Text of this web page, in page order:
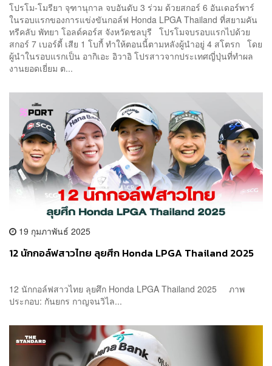
โปรโม-โมรียา จุฑานุกาล จบอันดับ 3 ร่วม ด้วยสกอร์ 6 อันเดอร์พาร์
ในรอบแรกของการแข่งขันกอล์ฟ Honda LPGA Thailand ที่สยามคัน
ทรีคลับ พัทยา โอลด์คอร์ส จังหวัดชลบุรี โปรโมจบรอบแรกไปด้วย
สกอร์ 7 เบอร์ดี้ เสีย 1 โบกี้ ทำให้ตอนนี้ตามหลังผู้นำอยู่ 4 สโตรก โดย
ผู้นำในรอบแรกเป็น อากิเอะ อิวาอิ โปรสาวจากประเทศญี่ปุ่นที่ทำผล
งานยอดเยี่ยม ต...
19 กุมภาพันธ์ 2025
12 นักกอล์ฟสาวไทย ลุยศึก Honda LPGA Thailand 2025
12 นักกอล์ฟสาวไทย ลุยศึก Honda LPGA Thailand 2025 ภาพ
ประกอบ: กันยกร กาญจนวิไล...